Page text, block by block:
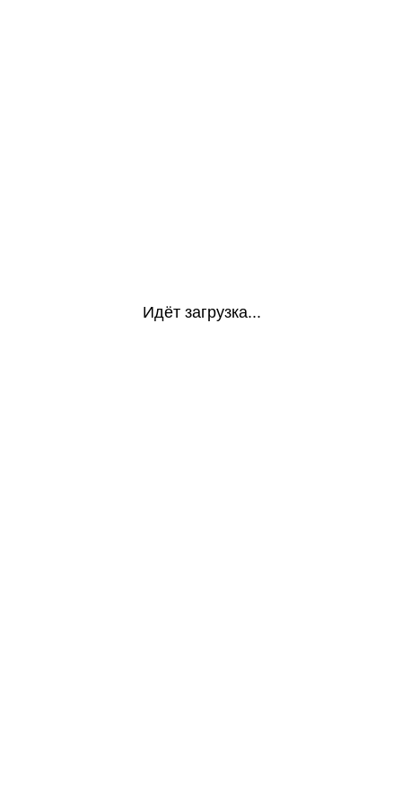
Идёт загрузка...